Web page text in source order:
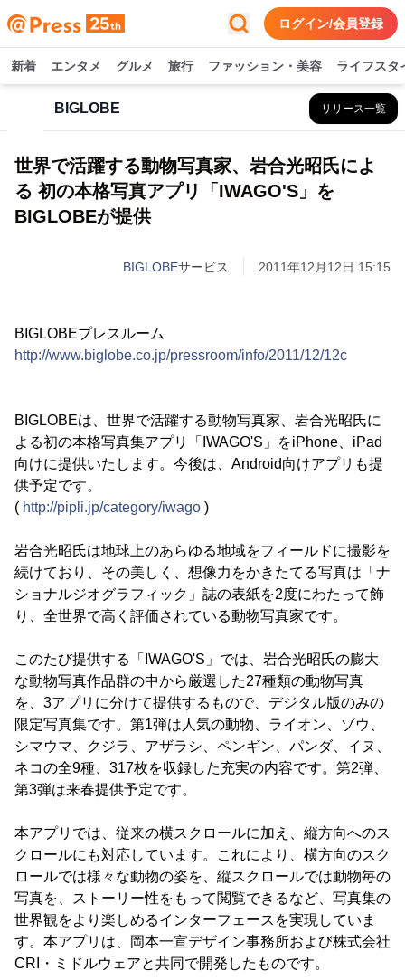
ログイン/会員登録
新着 エンタメ グルメ 旅行 ファッション・美容 ライフスタ
BIGLOBE リリース一覧
世界で活躍する動物写真家、岩合光昭氏によ
る 初の本格写真アプリ「IWAGO'S」を
BIGLOBEが提供
BIGLOBEサービス 2011年12月12日 15:15
BIGLOBEプレスルーム
http://www.biglobe.co.jp/pressroom/info/2011/12/12c
BIGLOBEは、世界で活躍する動物写真家、岩合光昭氏に
よる初の本格写真集アプリ「IWAGO'S」をiPhone、iPad
向けに提供いたします。今後は、Android向けアプリも提
供予定です。
( http://pipli.jp/category/iwago )
岩合光昭氏は地球上のあらゆる地域をフィールドに撮影を
続けており、その美しく、想像力をかきたてる写真は「ナ
ショナルジオグラフィック」誌の表紙を2度にわたって飾
り、全世界で高く評価されている動物写真家です。
このたび提供する「IWAGO'S」では、岩合光昭氏の膨大
な動物写真作品群の中から厳選した27種類の動物写真
を、3アプリに分けて提供するもので、デジタル版のみの
限定写真集です。第1弾は人気の動物、ライオン、ゾウ、
シマウマ、クジラ、アザラシ、ペンギン、パンダ、イヌ、
ネコの全9種、317枚を収録した充実の内容です。第2弾、
第3弾は来春提供予定です。
本アプリでは、従来の横スクロールに加え、縦方向へのス
クロールにも対応しています。これにより、横方向のスク
ロールでは様々な動物の姿を、縦スクロールでは動物毎の
写真を、ストーリー性をもって閲覧できるなど、写真集の
世界観をより楽しめるインターフェースを実現していま
す。本アプリは、岡本一宣デザイン事務所および株式会社
CRI・ミドルウェアと共同で開発したものです。